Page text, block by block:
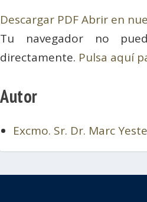
Descargar PDFAbrir en
Tu navegador no
directamente. Pulsa aquí
Autor
Excmo. Sr. Dr. Marc